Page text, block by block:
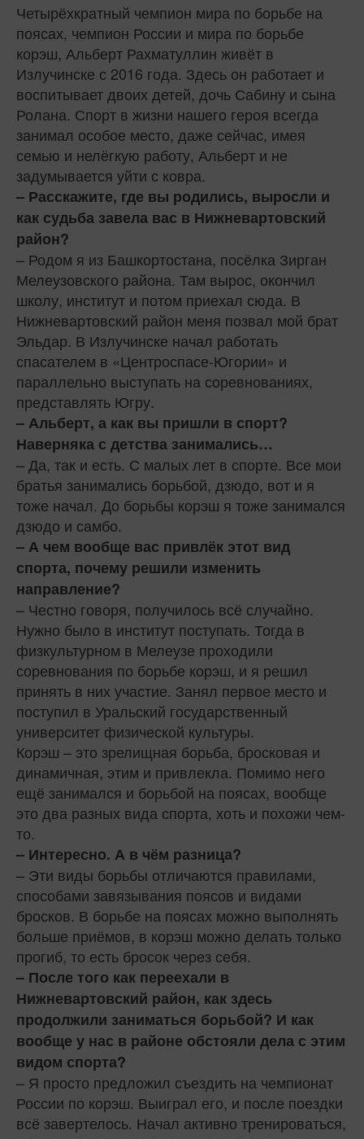
Четырёхкратный чемпион мира по борьбе на
поясах, чемпион России и мира по борьбе
корэш, Альберт Рахматуллин живёт в
Излучинске с 2016 года. Здесь он работает и
воспитывает двоих детей, дочь Сабину и сына
Ролана. Спорт в жизни нашего героя всегда
занимал особое место, даже сейчас, имея
семью и нелёгкую работу, Альберт и не
задумывается уйти с ковра.
– Расскажите, где вы родились, выросли и
как судьба завела вас в Нижневартовский
район?
– Родом я из Башкортостана, посёлка Зирган
Мелеузовского района. Там вырос, окончил
школу, институт и потом приехал сюда. В
Нижневартовский район меня позвал мой брат
Эльдар. В Излучинске начал работать
спасателем в «Центроспасе-Югории» и
параллельно выступать на соревнованиях,
представлять Югру.
– Альберт, а как вы пришли в спорт?
Наверняка с детства занимались…
– Да, так и есть. С малых лет в спорте. Все мои
братья занимались борьбой, дзюдо, вот и я
тоже начал. До борьбы корэш я тоже занимался
дзюдо и самбо.
– А чем вообще вас привлёк этот вид
спорта, почему решили изменить
направление?
– Честно говоря, получилось всё случайно.
Нужно было в институт поступать. Тогда в
физкультурном в Мелеузе проходили
соревнования по борьбе корэш, и я решил
принять в них участие. Занял первое место и
поступил в Уральский государственный
университет физической культуры.
Корэш – это зрелищная борьба, бросковая и
динамичная, этим и привлекла. Помимо него
ещё занимался и борьбой на поясах, вообще
это два разных вида спорта, хоть и похожи чем-
то.
– Интересно. А в чём разница?
– Эти виды борьбы отличаются правилами,
способами завязывания поясов и видами
бросков. В борьбе на поясах можно выполнять
больше приёмов, в корэш можно делать только
прогиб, то есть бросок через себя.
– После того как переехали в
Нижневартовский район, как здесь
продолжили заниматься борьбой? И как
вообще у нас в районе обстояли дела с этим
видом спорта?
– Я просто предложил съездить на чемпионат
России по корэш. Выиграл его, и после поездки
всё завертелось. Начал активно тренироваться,